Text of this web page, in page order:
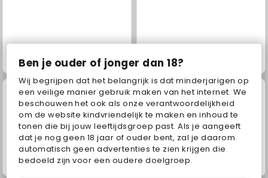
Ben je ouder of jonger dan 18?
Wij begrijpen dat het belangrijk is dat minderjarigen op
een veilige manier gebruik maken van het internet. We
beschouwen het ook als onze verantwoordelijkheid
om de website kindvriendelijk te maken en inhoud te
tonen die bij jouw leeftijdsgroep past. Als je aangeeft
dat je nog geen 18 jaar of ouder bent, zal je daarom
automatisch geen advertenties te zien krijgen die
bedoeld zijn voor een oudere doelgroep.
Juice Merge Jewel Garden Story
Grand Mahjong Connect